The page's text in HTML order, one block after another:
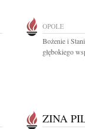
OPOLE
Bożenie i
głębokiego
ZINA